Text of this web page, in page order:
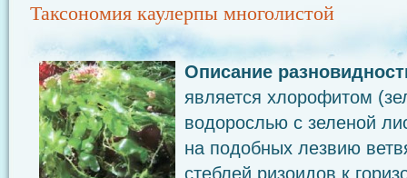
Таксономия каулерпы многолистой
Описание
является хлорофитом
водорослью с зеленой
на подобных лезвию
стеблей ризоидов к